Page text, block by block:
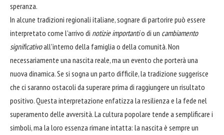
speranza.
In alcune tradizioni regionali italiane, sognare di partorire può essere
interpretato come l'arrivo di notizie importantio di un cambiamento
significativoall'interno della famiglia o della comunità. Non
necessariamente una nascita reale, ma un evento che porterà una
nuova dinamica. Se si sogna un parto difficile, la tradizione suggerisce
che ci saranno ostacoli da superare prima di raggiungere un risultato
positivo. Questa interpretazione enfatizza la resilienza e la fede nel
superamento delle avversità. La cultura popolare tende a semplificare i
simboli, ma la loro essenza rimane intatta: la nascita è sempre un